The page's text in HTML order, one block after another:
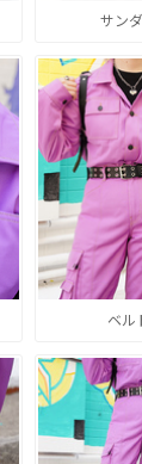
サン
ベル